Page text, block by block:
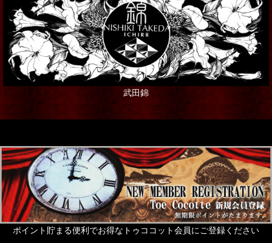
シャンデリア・ランプ
写真・アート・ポスター
本・書籍
ステーショナリー
ギフト
グリーティングカード
Rose de Reficul et Guiggles
サシェ・芳香剤・入浴剤他
武田錦
ポイント貯まる便利でお得なトゥココット会員にご登録ください